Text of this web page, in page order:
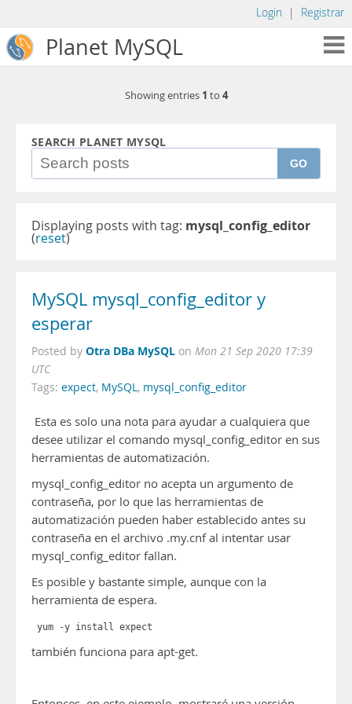
Login | Registrar
Planet MySQL
Showing entries 1 to 4
SEARCH PLANET MYSQL
GO
Displaying posts with tag: mysql_config_editor
(reset)
MySQL mysql_config_editor y
esperar
Posted by Otra DBa MySQL on Mon 21 Sep 2020 17:39
UTC
Tags: expect, MySQL, mysql_config_editor
Esta es solo una nota para ayudar a cualquiera que
desee utilizar el comando mysql_config_editor en sus
herramientas de automatización.
mysql_config_editor no acepta un argumento de
contraseña, por lo que las herramientas de
automatización pueden haber establecido antes su
contraseña en el archivo .my.cnf al intentar usar
mysql_config_editor fallan.
Es posible y bastante simple, aunque con la
herramienta de espera.
yum -y install expect
también funciona para apt-get.